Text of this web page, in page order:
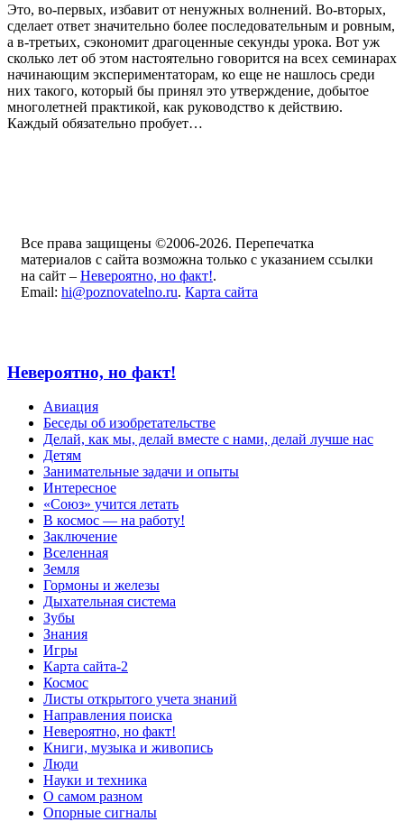
Это, во-первых, избавит от ненужных волнений. Во-вторых,
сделает ответ значительно более последовательным и ровным,
а в-третьих, сэкономит драгоценные секунды урока. Вот уж
сколько лет об этом настоятельно говорится на всех семинарах
начинающим экспериментаторам, ко еще не нашлось среди
них такого, который бы принял это утверждение, добытое
многолетней практикой, как руководство к действию.
Каждый обязательно пробует…
Все права защищены ©2006-2026. Перепечатка
материалов с сайта возможна только с указанием ссылки
на сайт – Невероятно, но факт!.
Email: hi@poznovatelno.ru. Карта сайта
Невероятно, но факт!
Авиация
Беседы об изобретательстве
Делай, как мы, делай вместе с нами, делай лучше нас
Детям
Занимательные задачи и опыты
Интересное
«Союз» учится летать
В космос — на работу!
Заключение
Вселенная
Земля
Гормоны и железы
Дыхательная система
Зубы
Знания
Игры
Карта сайта-2
Космос
Листы открытого учета знаний
Направления поиска
Невероятно, но факт!
Книги, музыка и живопись
Люди
Науки и техника
О самом разном
Опорные сигналы